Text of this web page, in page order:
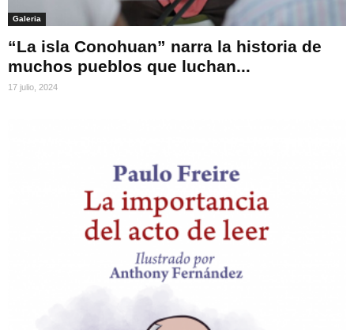
Galeria
“La isla Conohuan” narra la historia de
muchos pueblos que luchan...
17 julio, 2024